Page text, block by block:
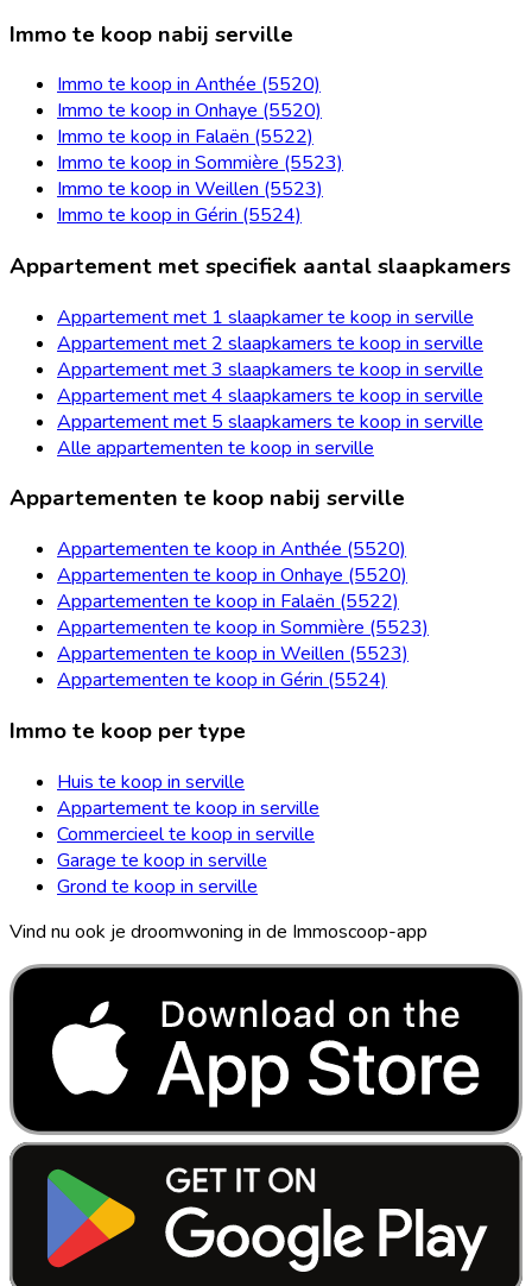
Immo te koop nabij serville
Immo te koop in Anthée (5520)
Immo te koop in Onhaye (5520)
Immo te koop in Falaën (5522)
Immo te koop in Sommière (5523)
Immo te koop in Weillen (5523)
Immo te koop in Gérin (5524)
Appartement met specifiek aantal slaapkamers
Appartement met 1 slaapkamer te koop in serville
Appartement met 2 slaapkamers te koop in serville
Appartement met 3 slaapkamers te koop in serville
Appartement met 4 slaapkamers te koop in serville
Appartement met 5 slaapkamers te koop in serville
Alle appartementen te koop in serville
Appartementen te koop nabij serville
Appartementen te koop in Anthée (5520)
Appartementen te koop in Onhaye (5520)
Appartementen te koop in Falaën (5522)
Appartementen te koop in Sommière (5523)
Appartementen te koop in Weillen (5523)
Appartementen te koop in Gérin (5524)
Immo te koop per type
Huis te koop in serville
Appartement te koop in serville
Commercieel te koop in serville
Garage te koop in serville
Grond te koop in serville
Vind nu ook je droomwoning in de Immoscoop-app